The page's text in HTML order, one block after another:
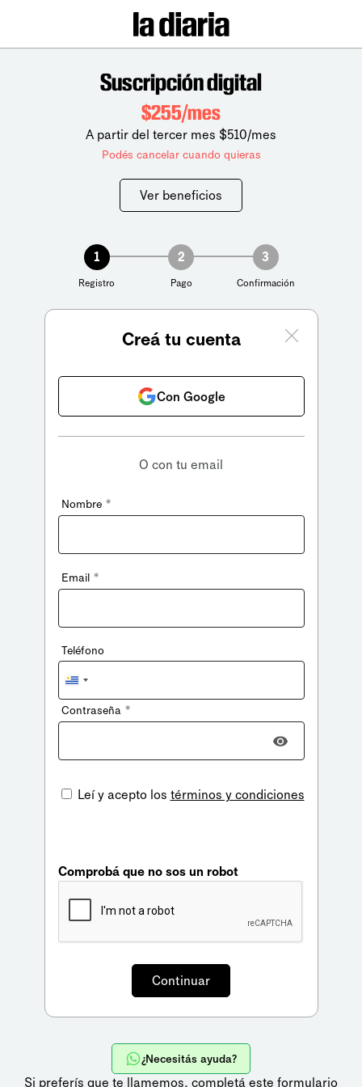
Suscripción digital
$255/mes
A partir del tercer mes $510/mes
Podés cancelar cuando quieras
Ver beneficios
1
Registro
2
Pago
3
Confirmación
Creá tu cuenta
Con Google
O con tu email
Nombre *
Email *
Teléfono
Uruguay
+598
Contraseña *
Leí y acepto los términos y condiciones
Comprobá que no sos un robot
¿Necesitás ayuda?
Si preferís que te llamemos, completá este formulario